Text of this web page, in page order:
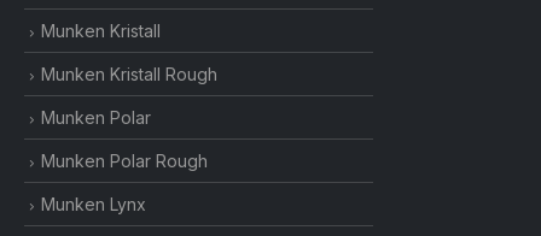
Munken Kristall
Munken Kristall Rough
Munken Polar
Munken Polar Rough
Munken Lynx